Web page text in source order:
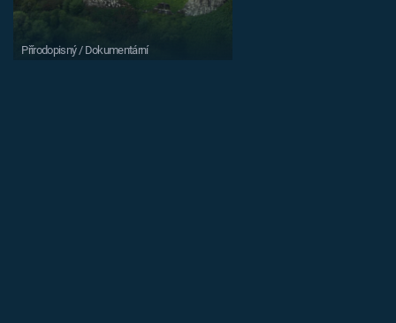
Přírodopisný / Dokumentární